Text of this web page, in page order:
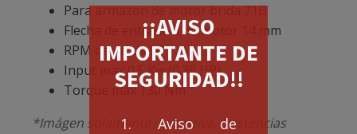
¡¡AVISO
IMPORTANTE DE
SEGURIDAD!!
1. Aviso de
Para armazón de motor brida 71B
Flecha de entrada o de motor 14 mm
RPM de salida 30
Input max 0.5 Kw (0.38 HP)
Torque max 130 Nm
*Imágen solamente ilustrativa. Existencias